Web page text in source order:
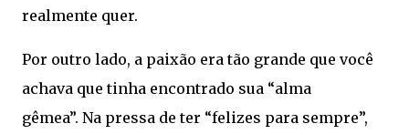
realmente quer.
Por outro lado, a paixão era tão grande que você
achava que tinha encontrado sua “alma
gêmea”. Na pressa de ter “felizes para sempre”,